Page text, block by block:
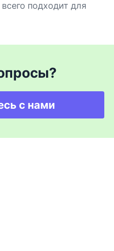
подходит для
с нами